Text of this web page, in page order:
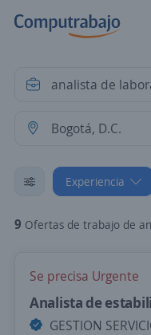
Experiencia
9 Ofertas de trabajo de analista de laboratorio
Se precisa Urgente
Analista de
GESTION